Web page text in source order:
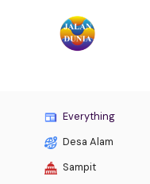
Everything
Desa Alam
Sampit